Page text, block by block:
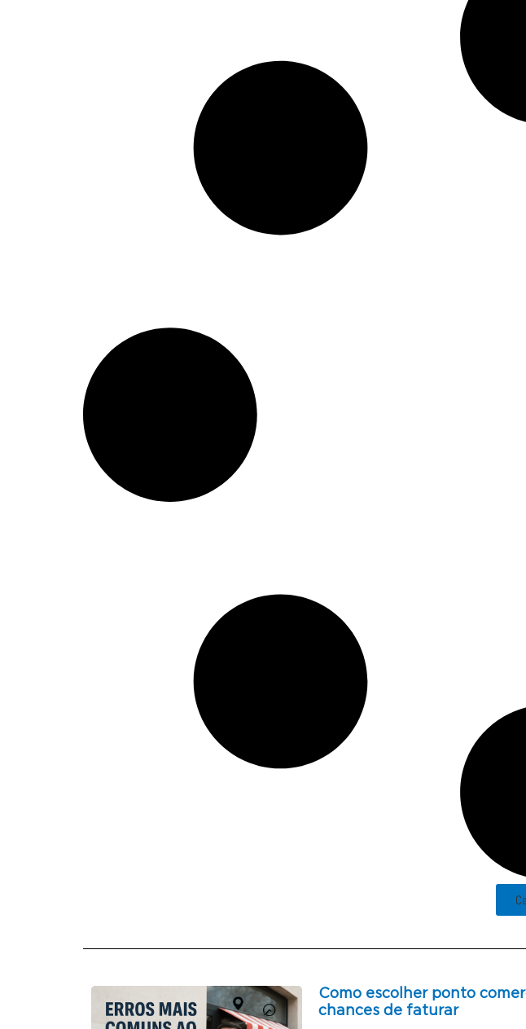
Como escolher ponto
chances de faturar